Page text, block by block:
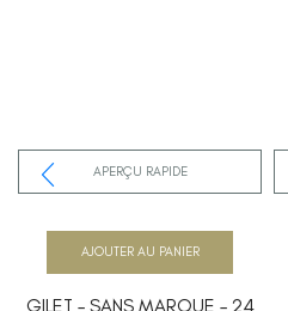
APERÇU RAPIDE
GILET – SANS MARQUE – 24
AJOUTER AU PANIER